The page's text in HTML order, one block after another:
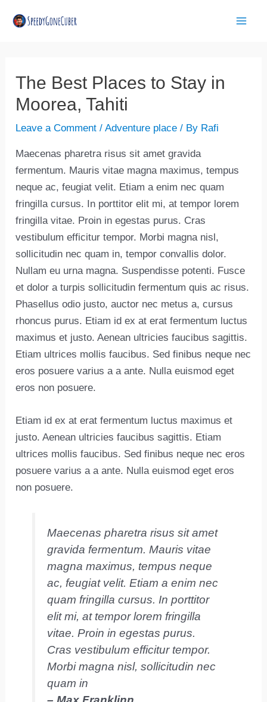
The Best Places to Stay in
Moorea, Tahiti
Leave a Comment /Adventure place / By Rafi
Maecenas pharetra risus sit amet gravida
fermentum. Mauris vitae magna maximus, tempus
neque ac, feugiat velit. Etiam a enim nec quam
fringilla cursus. In porttitor elit mi, at tempor lorem
fringilla vitae. Proin in egestas purus. Cras
vestibulum efficitur tempor. Morbi magna nisl,
sollicitudin nec quam in, tempor convallis dolor.
Nullam eu urna magna. Suspendisse potenti. Fusce
et dolor a turpis sollicitudin fermentum quis ac risus.
Phasellus odio justo, auctor nec metus a, cursus
rhoncus purus. Etiam id ex at erat fermentum luctus
maximus et justo. Aenean ultricies faucibus sagittis.
Etiam ultrices mollis faucibus. Sed finibus neque nec
eros posuere varius a a ante. Nulla euismod eget
eros non posuere.
Etiam id ex at erat fermentum luctus maximus et
justo. Aenean ultricies faucibus sagittis. Etiam
ultrices mollis faucibus. Sed finibus neque nec eros
posuere varius a a ante. Nulla euismod eget eros
non posuere.
Maecenas pharetra risus sit amet
gravida fermentum. Mauris vitae
magna maximus, tempus neque
ac, feugiat velit. Etiam a enim nec
quam fringilla cursus. In porttitor
elit mi, at tempor lorem fringilla
vitae. Proin in egestas purus.
Cras vestibulum efficitur tempor.
Morbi magna nisl, sollicitudin nec
quam in
navigation